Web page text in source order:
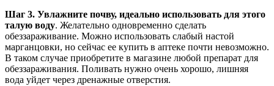
Шаг 3. Увлажните почву, идеально использовать для этого
талую воду. Желательно одновременно сделать
обеззараживание. Можно использовать слабый настой
марганцовки, но сейчас ее купить в аптеке почти невозможно.
В таком случае приобретите в магазине любой препарат для
обеззараживания. Поливать нужно очень хорошо, лишняя
вода уйдет через дренажные отверстия.